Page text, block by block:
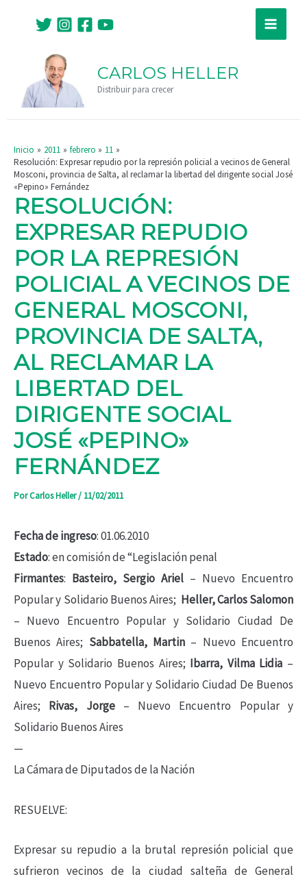
contenido
Main
CARLOS HELLER
Distribuir para crecer
Inicio 2011 febrero
11
Resolución: Expresar repudio por la represión policial a vecinos de General
Mosconi, provincia de Salta, al reclamar la libertad del dirigente social José
«Pepino» Fernández
RESOLUCIÓN:
EXPRESAR REPUDIO
POR LA REPRESIÓN
POLICIAL A VECINOS DE
GENERAL MOSCONI,
PROVINCIA DE SALTA,
AL RECLAMAR LA
LIBERTAD DEL
DIRIGENTE SOCIAL
JOSÉ «PEPINO»
FERNÁNDEZ
PorCarlos Heller/ 11/02/2011
Fecha de ingreso: 01.06.2010
Estado: en comisión de “Legislación penal
Firmantes: Basteiro, Sergio Ariel – Nuevo Encuentro
Popular y Solidario Buenos Aires; Heller, Carlos Salomon
– Nuevo Encuentro Popular y Solidario Ciudad De
Buenos Aires; Sabbatella, Martin – Nuevo Encuentro
Popular y Solidario Buenos Aires; Ibarra, Vilma Lidia –
Nuevo Encuentro Popular y Solidario Ciudad De Buenos
Aires; Rivas, Jorge– Nuevo Encuentro Popular y
Solidario Buenos Aires
—
La Cámara de Diputados de la Nación
RESUELVE:
Expresar su repudio a la brutal represión policial que
sufrieron vecinos de la ciudad salteña de General
entradas